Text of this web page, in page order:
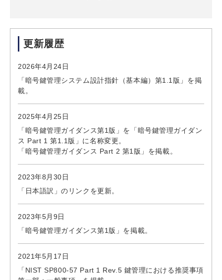
更新履歴
2026年4月24日
「暗号鍵管理システム設計指針（基本編）第1.1版」を掲
載。
2025年4月25日
「暗号鍵管理ガイダンス第1版」を「暗号鍵管理ガイダン
ス Part 1 第1.1版」に名称変更。
「暗号鍵管理ガイダンス Part 2 第1版」を掲載。
2023年8月30日
「日本語訳」のリンクを更新。
2023年5月9日
「暗号鍵管理ガイダンス第1版」を掲載。
2021年5月17日
「NIST SP800-57 Part 1 Rev.5 鍵管理における推奨事項